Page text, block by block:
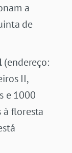
a
de
(endereço:
II,
e 1000
à floresta